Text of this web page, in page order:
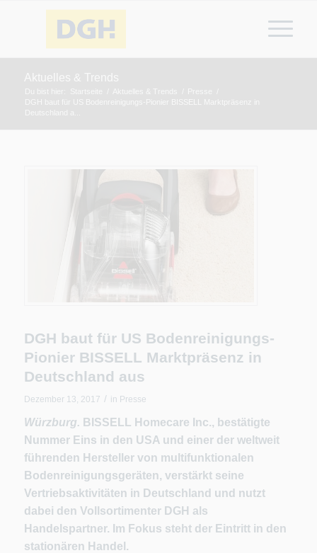
Aktuelles & Trends
Du bist hier: Aktuelles & Trends Presse
DGH baut für US Bodenreinigungs-Pionier BISSELL Marktpräsenz in
Deutschland a...
DGH baut für US Bodenreinigungs-
Pionier BISSELL Marktpräsenz in
Deutschland aus
Dezember 13, 2017 / in Presse
Würzburg. BISSELL Homecare Inc., bestätigte
Nummer Eins in den USA und einer der weltweit
führenden Hersteller von multifunktionalen
Bodenreinigungsgeräten, verstärkt seine
Vertriebsaktivitäten in Deutschland und nutzt
dabei den Vollsortimenter DGH als
Handelspartner. Im Fokus steht der Eintritt in den
stationären Handel.